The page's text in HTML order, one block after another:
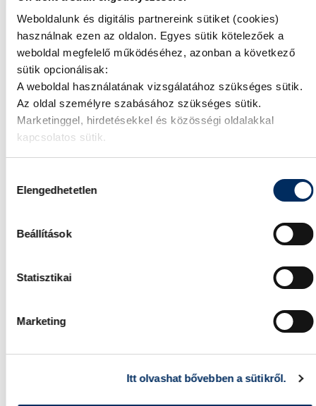
Weboldalunk és digitális partnereink sütiket (cookies)
használnak ezen az oldalon. Egyes sütik kötelezőek a
weboldal megfelelő működéséhez, azonban a következő
sütik opcionálisak:
A weboldal használatának vizsgálatához szükséges sütik.
Az oldal személyre szabásához szükséges sütik.
Marketinggel, hirdetésekkel és közösségi oldalakkal
kapcsolatos sütik.
kiválasztása
Elengedhetetlen
Beállítások
Statisztikai
Marketing
Itt olvashat bővebben a sütikről.
620 km hatótávolság.
Az IONIQ 9 messzebb jut: a nagy
hatótávolságú akkumulátorral és 19"
kerekekkel szerelt, hátsókerék-hajtású
változat hatótávolsága akár 620 km. (WLTP) ⁵
Milyen hosszú a napi
között.